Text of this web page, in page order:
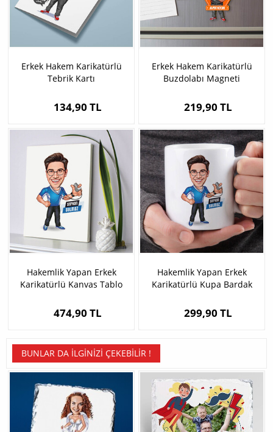
Erkek Hakem Karikatürlü
Tebrik Kartı
134,90 TL
Erkek Hakem Karikatürlü
Buzdolabı Magneti
219,90 TL
Hakemlik Yapan Erkek
Karikatürlü Kanvas Tablo
474,90 TL
Hakemlik Yapan Erkek
Karikatürlü Kupa Bardak
299,90 TL
BUNLAR DA İLGINIZI ÇEKEBILIR !